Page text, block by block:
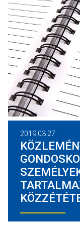
2019.03.27.